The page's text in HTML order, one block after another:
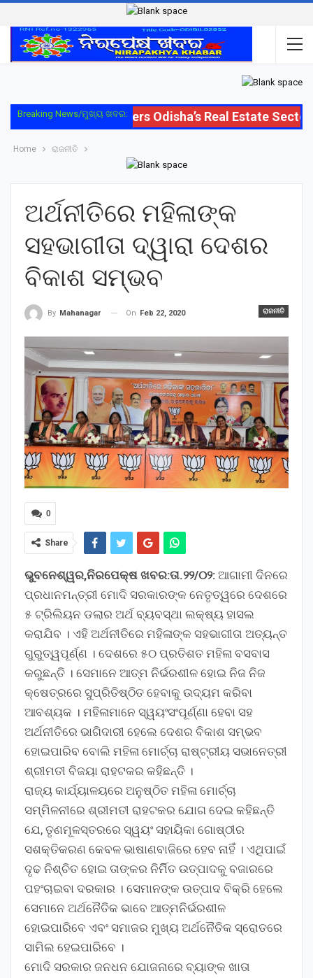
Breaking News/ମୁଖ୍ୟ ଖବର:
Oriom Group Enters Odisha’s Real Estate Sector
Home ରାଜନୀତି
ଅର୍ଥନୀତିରେ ମହିଳାଙ୍କ
ସହଭାଗୀତା ଦ୍ୱାରା ଦେଶର
ବିକାଶ ସମ୍ଭବ
ରାଜନୀତି
By Mahanagar On Feb 22, 2020
0
Share
ଭୁବନେଶ୍ୱର,ନିରପେକ୍ଷ ଖବର:ତା.୨୨/୦୨: ଆଗାମୀ ଦିନରେ
ପ୍ରଧାନମନ୍ତ୍ରୀ ମୋଦି ସରକାରଙ୍କ ନେତୃତ୍ୱରେ ଦେଶରେ
୫ ଟ୍ରିଲିୟନ ଡଲାର ଅର୍ଥ ବ୍ୟବସ୍ଥା ଲକ୍ଷ୍ୟ ହାସଲ
କରାଯିବ । ଏହି ଅର୍ଥନୀତିରେ ମହିଳାଙ୍କ ସହଭାଗୀତା ଅତ୍ୟନ୍ତ
ଗୁରୁତ୍ୱପୂର୍ଣ୍ଣ । ଦେଶରେ ୫୦ ପ୍ରତିଶତ ମହିଳା ବସବାସ
କରୁଛନ୍ତି । ସେମାନେ ଆତ୍ମ ନିର୍ଭରଶୀଳ ହୋଇ ନିଜ ନିଜ
କ୍ଷେତ୍ରରେ ସୁପ୍ରିତିଷ୍ଠିତ ହେବାକୁ ଉଦ୍ୟମ କରିବା
ଆବଶ୍ୟକ । ମହିଳାମାନେ ସ୍ୱୟଂସଂପୂର୍ଣ୍ଣା ହେବା ସହ
ଅର୍ଥନୀତିରେ ଭାଗିଦାରୀ ହେଲେ ଦେଶର ବିକାଶ ସମ୍ଭବ
ହୋଇପାରିବ ବୋଲି ମହିଳା ମୋର୍ଚ୍ଚା ରାଷ୍ଟ୍ରୀୟ ସଭାନେତ୍ରୀ
ଶ୍ରୀମତୀ ବିଜୟା ରାହଟକର କହିଛନ୍ତି ।
ରାଜ୍ୟ କାର୍ଯ୍ୟାଳୟରେ ଅନୁଷ୍ଠିତ ମହିଳା ମୋର୍ଚ୍ଚା
ସମ୍ମିଳନୀରେ ଶ୍ରୀମତୀ ରାହଟକର ଯୋଗ ଦେଇ କହିଛନ୍ତି
ଯେ, ତୃଣମୂଳସ୍ତରରେ ସ୍ୱୟଂ ସହାୟିକା ଗୋଷ୍ଠୀର
ସଶକ୍ତିକରଣ କେବଳ ଭାଷାଣବାଜିରେ ହେବ ନାହିଁ । ଏଥିପାଇଁ
ଦୃଢ ନିଶ୍ଚିତ ହୋଇ ତାଙ୍କର ନିର୍ମିିତ ଉତ୍ପାଦକୁ ବଜାରରେ
ପହଂଚାଇବା ଦରକାର । ସେମାନଙ୍କ ଉତ୍ପାଦ ବିକ୍ରି ହେଲେ
ସେମାନେ ଅର୍ଥନୈତିକ ଭାବେ ଆତ୍ମନିର୍ଭରଶୀଳ
ହୋଇପାରିବେ ଏବଂ ସମାଜର ମୁଖ୍ୟ ଅର୍ଥନୈତିକ ସ୍ରୋତରେ
ସାମିଲ ହେଇପାରିବେ ।
ମୋଦି ସରକାର ଜନଧନ ଯୋଜନାରେ ବ୍ୟାଙ୍କ ଖାତା